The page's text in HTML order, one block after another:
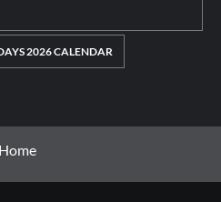
2026 CALENDAR
Home